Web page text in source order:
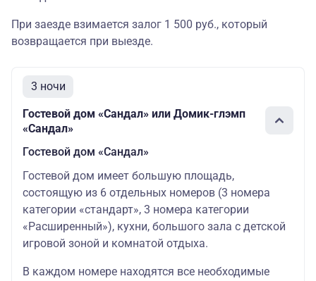
При заезде взимается залог 1 500 руб., который
возвращается при выезде.
3 ночи
Гостевой дом «Сандал» или Домик-глэмп
«Сандал»
Гостевой дом «Сандал»
Гостевой дом имеет большую площадь,
состоящую из 6 отдельных номеров (3 номера
категории «стандарт», 3 номера категории
«Расширенный»), кухни, большого зала с детской
игровой зоной и комнатой отдыха.
В каждом номере находятся все необходимые